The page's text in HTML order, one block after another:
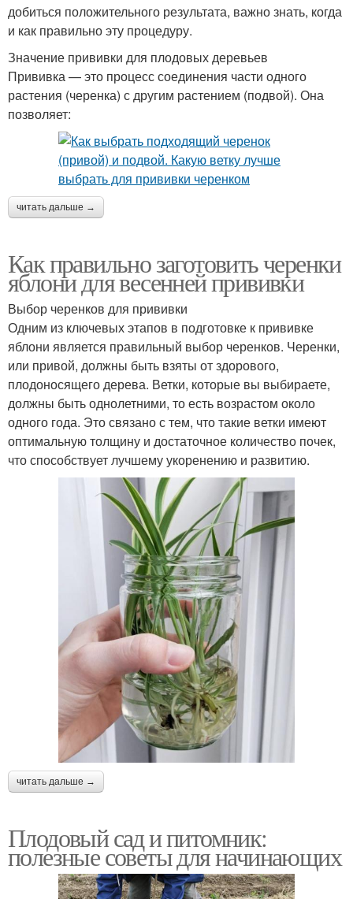
добиться положительного результата, важно знать, когда
и как правильно эту процедуру.
Значение прививки для плодовых деревьев
Прививка — это процесс соединения части одного
растения (черенка) с другим растением (подвой). Она
позволяет:
читать дальше →
Как правильно заготовить черенки
яблони для весенней прививки
Выбор черенков для прививки
Одним из ключевых этапов в подготовке к прививке
яблони является правильный выбор черенков. Черенки,
или привой, должны быть взяты от здорового,
плодоносящего дерева. Ветки, которые вы выбираете,
должны быть однолетними, то есть возрастом около
одного года. Это связано с тем, что такие ветки имеют
оптимальную толщину и достаточное количество почек,
что способствует лучшему укоренению и развитию.
читать дальше →
Плодовый сад и питомник:
полезные советы для начинающих